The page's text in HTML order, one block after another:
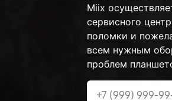
Miix
сервисного
поломки и
всем нужным
проблем